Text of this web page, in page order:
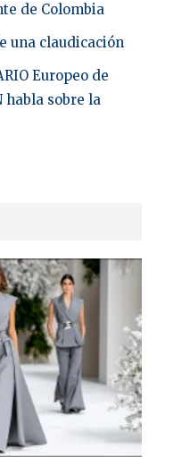
de Colombia
una claudicación
Europeo de
habla sobre la